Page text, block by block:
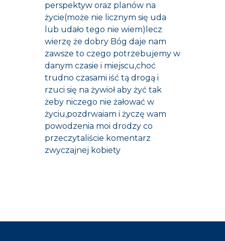
perspektyw oraz planów na
życie(może nie licznym się uda
lub udało tego nie wiem)lecz
wierzę że dobry Bóg daje nam
zawsze to czego potrzebujemy w
danym czasie i miejscu,choć
trudno czasami iść tą drogą i
rzuci się na żywioł aby żyć tak
żeby niczego nie żałować w
życiu,pozdrwaiam i życzę wam
powodzenia moi drodzy co
przeczytaliście komentarz
zwyczajnej kobiety